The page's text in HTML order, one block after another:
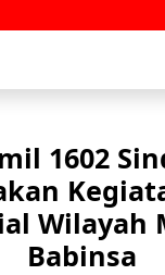
1602
Wilayah
Babinsa